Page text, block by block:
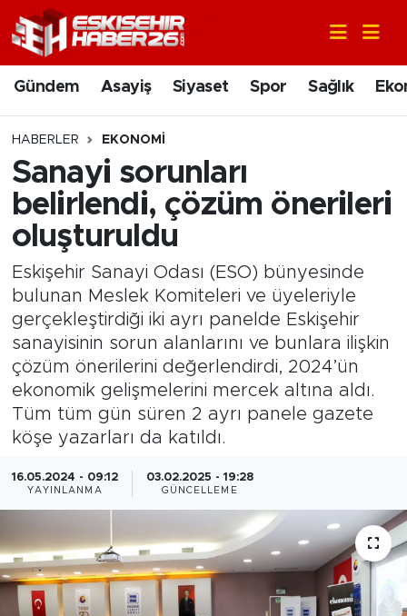
Gündem Asayiş Siyaset Spor Sağlık
HABERLER EKONOMI
Sanayi sorunları
belirlendi, çözüm önerileri
oluşturuldu
Eskişehir Sanayi Odası (ESO) bünyesinde
bulunan Meslek Komiteleri ve üyeleriyle
gerçekleştirdiği iki ayrı panelde Eskişehir
sanayisinin sorun alanlarını ve bunlara ilişkin
çözüm önerilerini değerlendirdi, 2024’ün
ekonomik gelişmelerini mercek altına aldı.
Tüm tüm gün süren 2 ayrı panele gazete
köşe yazarları da katıldı.
16.05.2024 - 09:12
YAYINLANMA
03.02.2025 - 19:28
GÜNCELLEME
Gündem
Asayiş
Siyaset
Spor
Sağlık
Ekonomi
Eğitim
Sanat
Bölge
Teknoloji
Dünya
Nöbetçi Eczaneler
Hava Durumu
Trafik Durumu
Süper Lig Puan Durumu ve Fikstür
Tüm Manşetler
Son Dakika Haberleri
Haber Arşivi